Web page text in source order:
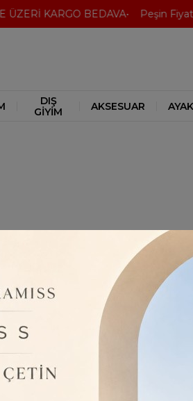
ÜZERİ KARGO BEDAVA Peşin
DIŞ
GİYİM
AKSESUAR